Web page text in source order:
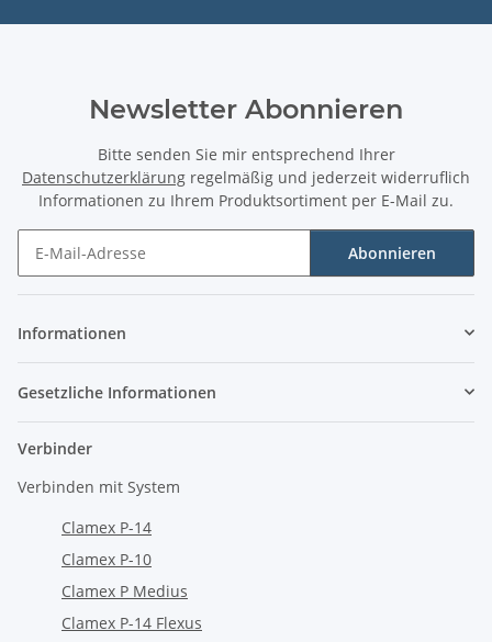
Newsletter Abonnieren
Bitte senden Sie mir entsprechend Ihrer
Datenschutzerklärung regelmäßig und jederzeit widerruflich
Informationen zu Ihrem Produktsortiment per E-Mail zu.
Abonnieren
Informationen
Gesetzliche Informationen
Verbinder
Verbinden mit System
Clamex P-14
Clamex P-10
Clamex P Medius
Clamex P-14 Flexus